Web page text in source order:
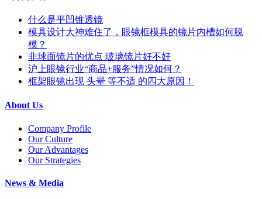
什么是平凹锥透镜
模具设计大神难住了，眼镜框模具的镜片内槽如何脱
模？
非球面镜片的优点 玻璃镜片好不好
沪上眼镜行业“商品+服务”情况如何？
框架眼镜出现 头晕 等不适 的四大原因！
About Us
Company Profile
Our Culture
Our Advantages
Our Strategies
News & Media